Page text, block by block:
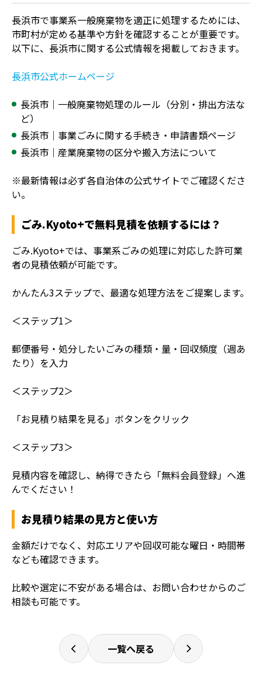
長浜市で事業系一般廃棄物を適正に処理するためには、
市町村が定める基準や方針を確認することが重要です。
以下に、長浜市に関する公式情報を掲載しておきます。
長浜市公式ホームページ
長浜市｜一般廃棄物処理のルール（分別・排出方法な
ど）
長浜市｜事業ごみに関する手続き・申請書類ページ
長浜市｜産業廃棄物の区分や搬入方法について
※最新情報は必ず各自治体の公式サイトでご確認くださ
い。
ごみ.Kyoto+で無料見積を依頼するには？
ごみ.Kyoto+では、事業系ごみの処理に対応した許可業
者の見積依頼が可能です。
かんたん3ステップで、最適な処理方法をご提案します。
＜ステップ1＞
郵便番号・処分したいごみの種類・量・回収頻度（週あ
たり）を入力
＜ステップ2＞
「お見積り結果を見る」ボタンをクリック
＜ステップ3＞
見積内容を確認し、納得できたら「無料会員登録」へ進
んでください！
お見積り結果の見方と使い方
金額だけでなく、対応エリアや回収可能な曜日・時間帯
なども確認できます。
比較や選定に不安がある場合は、お問い合わせからのご
相談も可能です。
一覧へ戻る